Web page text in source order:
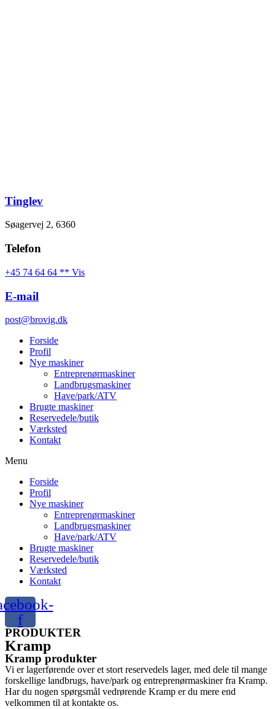
Tinglev
Søagervej 2, 6360
Telefon
+45 74 64 64 ** Vis
E-mail
post@brovig.dk
Forside
Profil
Nye maskiner
Entreprenørmaskiner
Landbrugsmaskiner
Have/park/ATV
Brugte maskiner
Reservedele/butik
Værksted
Kontakt
Menu
Forside
Profil
Nye maskiner
Entreprenørmaskiner
Landbrugsmaskiner
Have/park/ATV
Brugte maskiner
Reservedele/butik
Værksted
Kontakt
f
PRODUKTER
Kramp
Kramp produkter
Vi er lagerførende over et stort reservedels lager, med dele til mange
forskellige landbrugs, have/park og entreprenørmaskiner fra Kramp.
Har du nogen spørgsmål vedrørende Kramp er du mere end
velkommen til at kontakte os.